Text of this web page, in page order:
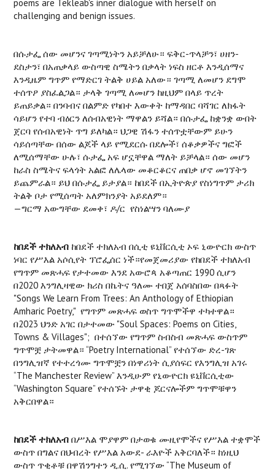
poems are Tekleab's inner dialogue with herself on
challenging and benign issues.
በሱታፌ ሰው መሆንና ገጣሚነትን አይቻለሁ። ፍቅር-ጥላቻን፣ ሀዘን-
ደስታን፣ በአጠቃላይ ውስጣዊ ስሜትን በቃላት ነፍስ ዘርቶ እንዲሰማና
እንዲዜም ግጥም የማድርገ ትልቅ ሀይል አለው። ገጣሚ ለመሆን ደግሞ
ተሰጥዖ ያስፈልጋል። ታላቅ ገጣሚ ለመሆን ከዚህም በላይ ጥረት
ይጠይቃል። በንባብና በልምድ የካበተ እውቀት ከማዳበር ባሻገር ለክፋት
ሳይሆን የተባ ብዕርን ለሰብአዊነት ማዋልን ይሻል። በሱታፌ ከቋንቋ ውበት
ጀርባ የሰብአዊነት ጥግ ይለካል። ህጋዊ ሽፋን ተሰጥቷቸውም ይሁን
ሳይሰጣቸው በሰው ልጆች ላይ የሚደርሱ በደሎች፣ ሰቆቃዎችና ግፎች
ለሚሰማቸው ሁሉ፣ ሱታፌ አፍ ሆኗቸዋል ማለት ይቻላል። ሰው መሆን
ከራስ ስሜትና ፍላጎት አልፎ ለሌላው መቆርቆርና ጠበቃ ሆኖ መገኘትን
ይጨምራል። ይህ በሱታፌ ይታያል። ከበደች በኢትዮጵያ የስነግጥም ታሪክ
ትልቅ ቦታ የሚሰጣት አለምክንያት አይደለም።
—ግርማ አውግቸው ደመቀ፣ ዶ/ር የስነልሣን ባለሙያ
ከበደችተክለአብ ከበደች ተክለአብ በሲቲ ዩኒቨርሲቲ ኦፍ ኒውዮርክ ውስጥ
ነባር የሥእል አሶሲየት ፕሮፌሰር ነች።የመጀመሪያው የከበደች ተክለአብ
የግጥም መጽሓፍ የታተመው እንደ አውሮጳ አቆጣጠር 1990 ሲሆን
በ2020 እንግሊዛዊው ክሪስ በኬትና ዓለሙ ተበጀ አሰባስበው በጻፉት
"Songs We Learn From Trees: An Anthology of Ethiopian
Amharic Poetry," የግጥም መጽሓፍ ወስጥ ግጥሞችዋ ተካተዋል።
በ2023 ህንድ አገር በታተመው "Soul Spaces: Poems on Cities,
Towns & Villages"; በተሰኘው የግጥም ስብስብ መጽሓፍ ውስጥም
ግጥሞቿ ታትመዋል። “Poetry International” የተሰኘው ድረ-ገጽ
በንግሊዝኛ የተተረጎሙ ግጥሞቿን በነዋሪነት ሲያሰፍር የእንግሊዝ አገሩ
“The Manchester Review” እንዲሁም የኒውዮርክ ዩኒቨርሲቲው
“Washington Square” የተሰኙት ታዋቂ ጆርናሎችም ግጥሞቹዋን
አቅርበዋል።
ከበደችተክለአብ በሥእል ሞያዋም በታወቁ ሙዚየሞችና የሥእል ተቋሞች
ውስጥ በግልና በህብረት የሥእል አውደ- ራእዮች አቅርባለች። ከነዚህ
ውስጥ ጥቂቶቹ በዋሽንግተን ዲ.ሲ. የሚገኘው “The Museum of